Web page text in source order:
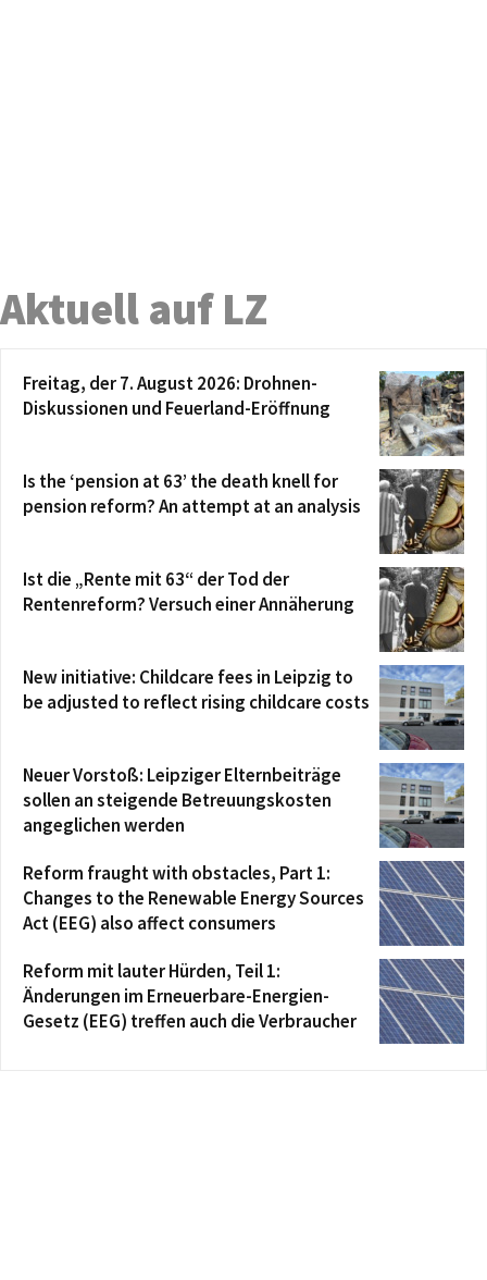
Aktuell auf LZ
Freitag, der 7. August 2026: Drohnen-
Diskussionen und Feuerland-Eröffnung
Is the ‘pension at 63’ the death knell for
pension reform? An attempt at an analysis
Ist die „Rente mit 63“ der Tod der
Rentenreform? Versuch einer Annäherung
New initiative: Childcare fees in Leipzig to
be adjusted to reflect rising childcare costs
Neuer Vorstoß: Leipziger Elternbeiträge
sollen an steigende Betreuungskosten
angeglichen werden
Reform fraught with obstacles, Part 1:
Changes to the Renewable Energy Sources
Act (EEG) also affect consumers
Reform mit lauter Hürden, Teil 1:
Änderungen im Erneuerbare-Energien-
Gesetz (EEG) treffen auch die Verbraucher